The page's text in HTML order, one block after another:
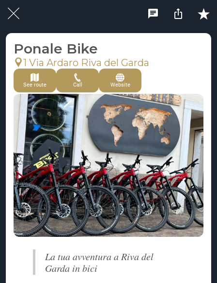
Ponale Bike
1 Via Ardaro Riva del Garda
See route Call Website
La tua avventura a Riva del
Garda in bici